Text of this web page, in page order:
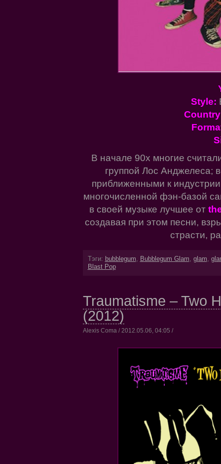
Style:
В начале 90х многие
группой Лос Анджелеса;
приближенными к
многочисленной фэн-базой
в своей музыке лучшее от
создавая при этом песни,
страсти,
Тэги: bubblegum, Bubblegum Glam, glam,
Blast Pop
Traumatisme – Two
(2012)
Alexis Coma / 2012.05.06, 04:05 /